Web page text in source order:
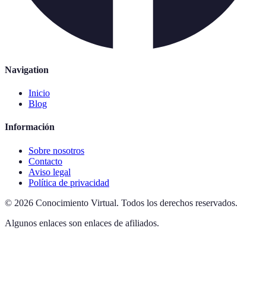
Navigation
Inicio
Blog
Información
Sobre nosotros
Contacto
Aviso legal
Política de privacidad
© 2026 Conocimiento Virtual. Todos los derechos reservados.
Algunos enlaces son enlaces de afiliados.